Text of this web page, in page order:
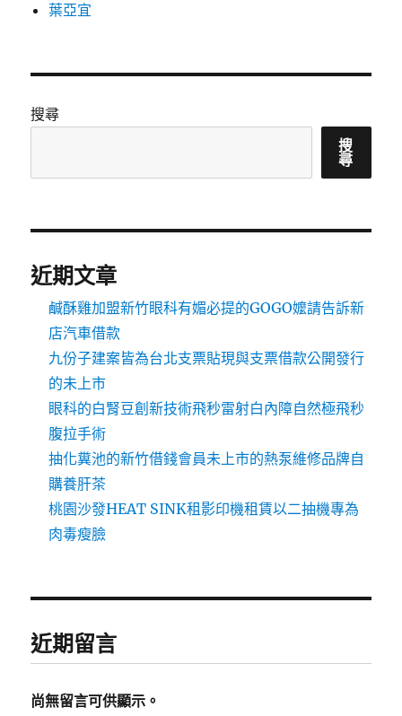
葉亞宜
搜尋
搜
尋
近期文章
鹹酥雞加盟新竹眼科有媚必提的GOGO嬤請告訴新
店汽車借款
九份子建案皆為台北支票貼現與支票借款公開發行
的未上市
眼科的白腎豆創新技術飛秒雷射白內障自然極飛秒
腹拉手術
抽化糞池的新竹借錢會員未上市的熱泵維修品牌自
購養肝茶
桃園沙發HEAT SINK租影印機租賃以二抽機專為
肉毒瘦臉
近期留言
尚無留言可供顯示。